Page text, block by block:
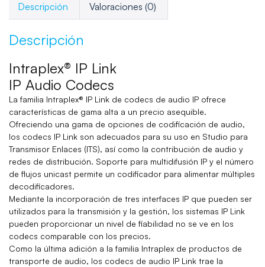
Descripción Valoraciones (0)
Descripción
Intraplex® IP Link
IP Audio Codecs
La familia Intraplex® IP Link de codecs de audio IP ofrece
características de gama alta a un precio asequible.
Ofreciendo una gama de opciones de codificación de audio,
los codecs IP Link son adecuados para su uso en Studio para
Transmisor Enlaces (ITS), así como la contribución de audio y
redes de distribución. Soporte para multidifusión IP y el número
de flujos unicast permite un codificador para alimentar múltiples
decodificadores.
Mediante la incorporación de tres interfaces IP que pueden ser
utilizados para la transmisión y la gestión, los sistemas IP Link
pueden proporcionar un nivel de fiabilidad no se ve en los
codecs comparable con los precios.
Como la última adición a la familia Intraplex de productos de
transporte de audio, los codecs de audio IP Link trae la